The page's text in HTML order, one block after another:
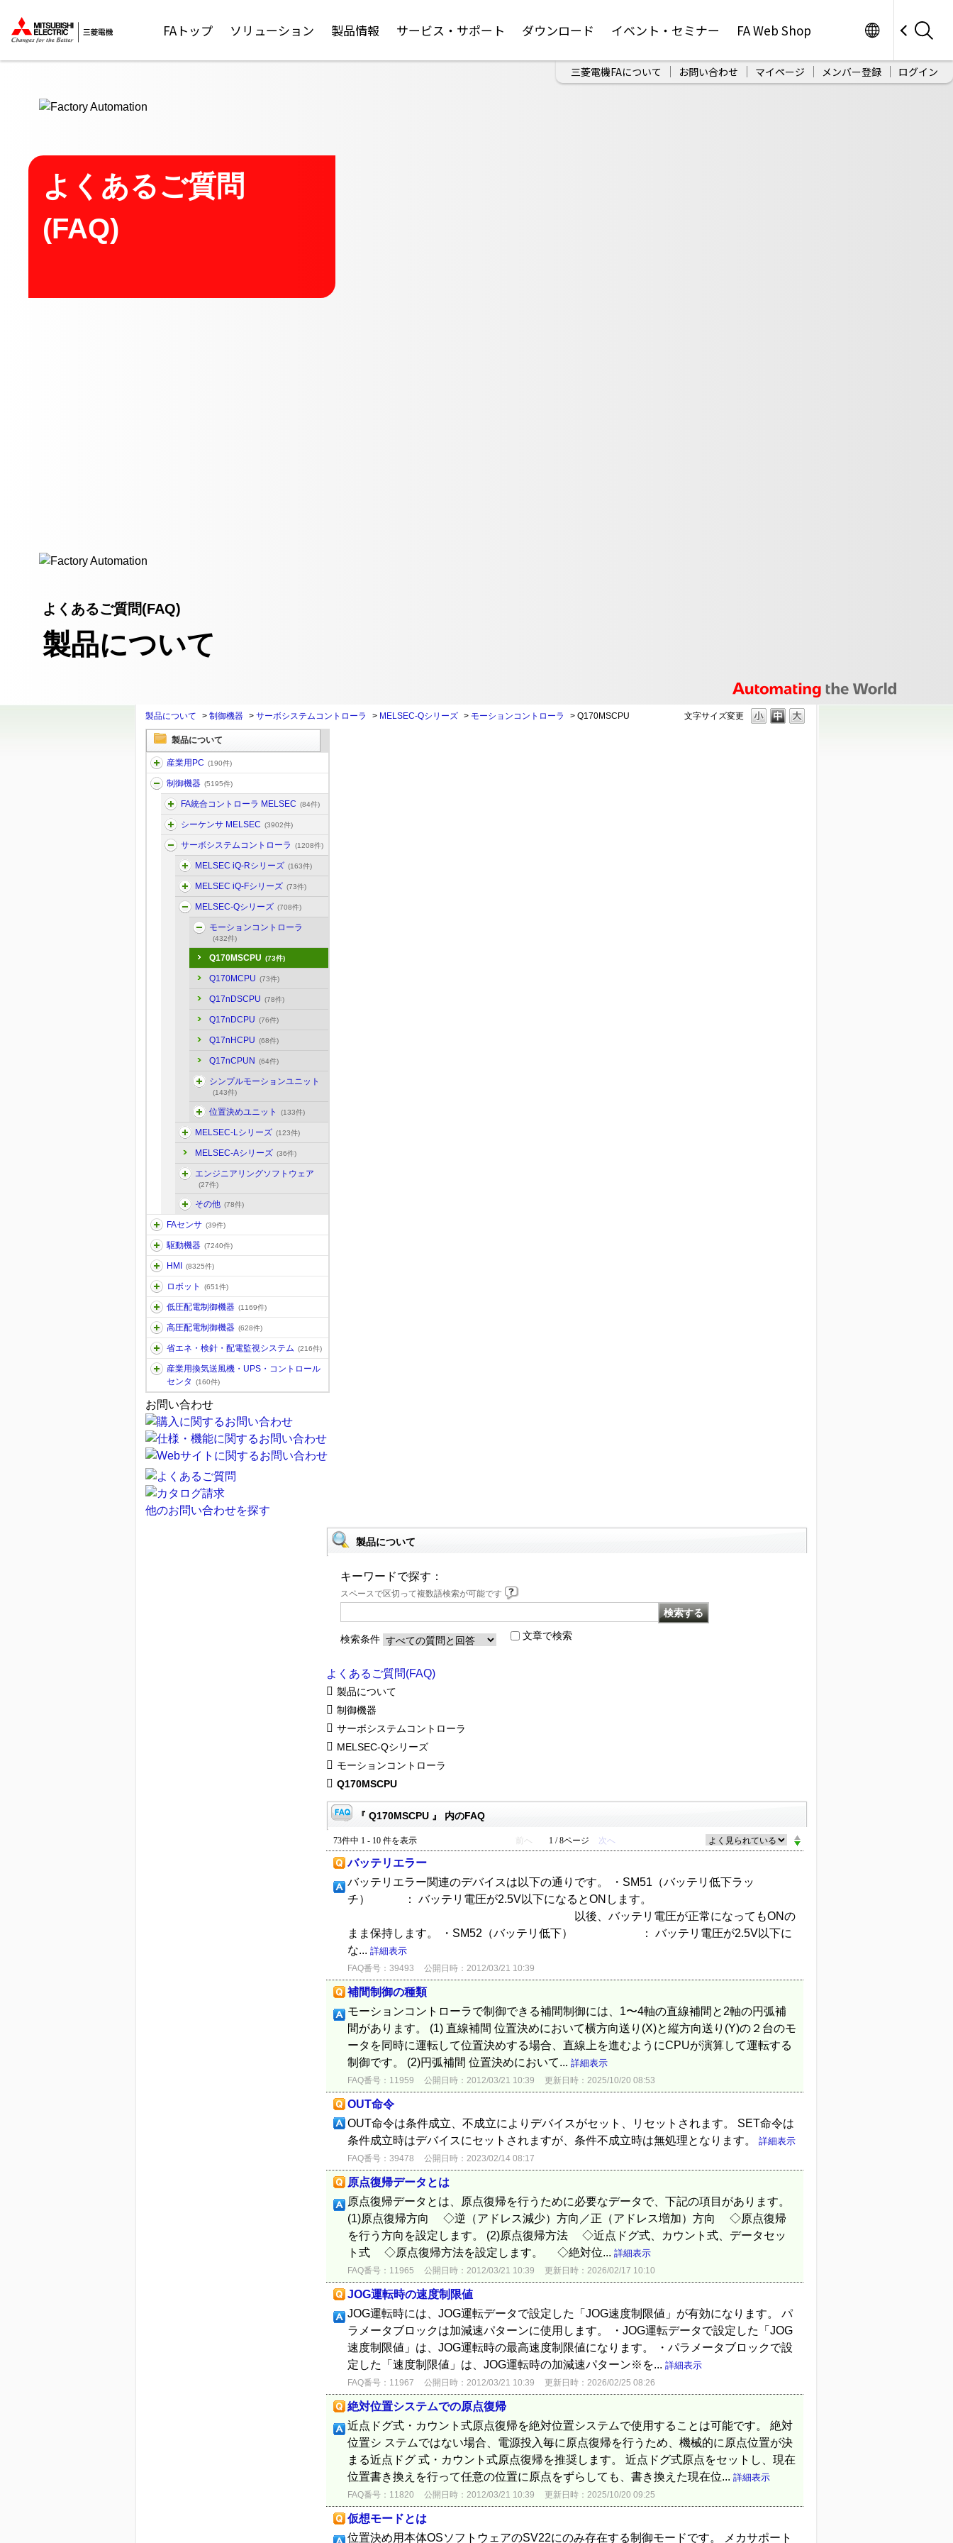
FAトップ ソリューション 製品情報 サービス・サポート ダウンロード イベント・セミナー FA Web Shop
三菱電機FAについて お問い合わせ マイページ メンバー登録 ログイン
よくあるご質問
(FAQ)
よくあるご質問(FAQ)
製品について
文字サイズ変更
製品について > 制御機器 > サーボシステムコントローラ > MELSEC-Qシリーズ > モーションコントローラ > Q170MSCPU
製品について
産業用PC (190件)
制御機器 (5195件)
FA統合コントローラ MELSEC (84件)
シーケンサ MELSEC (3902件)
サーボシステムコントローラ (1208件)
MELSEC iQ-Rシリーズ (163件)
MELSEC iQ-Fシリーズ (73件)
MELSEC-Qシリーズ (708件)
モーションコントローラ
(432件)
Q170MSCPU (73件)
Q170MCPU (73件)
Q17nDSCPU (78件)
Q17nDCPU (76件)
Q17nHCPU (68件)
Q17nCPUN (64件)
シンプルモーションユニット
(143件)
位置決めユニット (133件)
MELSEC-Lシリーズ (123件)
MELSEC-Aシリーズ (36件)
エンジニアリングソフトウェア
(27件)
その他 (78件)
FAセンサ (39件)
駆動機器 (7240件)
HMI (8325件)
ロボット (651件)
低圧配電制御機器 (1169件)
高圧配電制御機器 (628件)
省エネ・検針・配電監視システム (216件)
産業用換気送風機・UPS・コントロール
センタ
(160件)
お問い合わせ
他のお問い合わせを探す
製品について
キーワードで探す：
スペースで区切って複数語検索が可能です
検索条件 文章で検索
よくあるご質問(FAQ)
製品について
制御機器
サーボシステムコントローラ
MELSEC-Qシリーズ
モーションコントローラ
Q170MSCPU
『 Q170MSCPU 』 内のFAQ
73件中 1 - 10 件を表示 前へ 1 / 8ページ 次へ
バッテリエラー
バッテリエラー関連のデバイスは以下の通りです。 ・SM51（バッテリ低下ラッ
チ） ： バッテリ電圧が2.5V以下になるとONします。
以後、バッテリ電圧が正常になってもONの
まま保持します。 ・SM52（バッテリ低下） ： バッテリ電圧が2.5V以下に
な... 詳細表示
FAQ番号：39493 公開日時：2012/03/21 10:39
補間制御の種類
モーションコントローラで制御できる補間制御には、1〜4軸の直線補間と2軸の円弧補
間があります。 (1) 直線補間 位置決めにおいて横方向送り(X)と縦方向送り(Y)の２台のモ
ータを同時に運転して位置決めする場合、直線上を進むようにCPUが演算して運転する
制御です。 (2)円弧補間 位置決めにおいて... 詳細表示
FAQ番号：11959 公開日時：2012/03/21 10:39 更新日時：2025/10/20 08:53
OUT命令
OUT命令は条件成立、不成立によりデバイスがセット、リセットされます。 SET命令は
条件成立時はデバイスにセットされますが、条件不成立時は無処理となります。 詳細表示
FAQ番号：39478 公開日時：2023/02/14 08:17
原点復帰データとは
原点復帰データとは、原点復帰を行うために必要なデータで、下記の項目があります。
(1)原点復帰方向 ◇逆（アドレス減少）方向／正（アドレス増加）方向 ◇原点復帰
を行う方向を設定します。 (2)原点復帰方法 ◇近点ドグ式、カウント式、データセッ
ト式 ◇原点復帰方法を設定します。 ◇絶対位... 詳細表示
FAQ番号：11965 公開日時：2012/03/21 10:39 更新日時：2026/02/17 10:10
JOG運転時の速度制限値
JOG運転時には、JOG運転データで設定した「JOG速度制限値」が有効になります。 パ
ラメータブロックは加減速パターンに使用します。 ・JOG運転データで設定した「JOG
速度制限値」は、JOG運転時の最高速度制限値になります。 ・パラメータブロックで設
定した「速度制限値」は、JOG運転時の加減速パターン※を... 詳細表示
FAQ番号：11967 公開日時：2012/03/21 10:39 更新日時：2026/02/25 08:26
絶対位置システムでの原点復帰
近点ドグ式・カウント式原点復帰を絶対位置システムで使用することは可能です。 絶対
位置シ ステムではない場合、電源投入毎に原点復帰を行うため、機械的に原点位置が決
まる近点ドグ 式・カウント式原点復帰を推奨します。 近点ドグ式原点をセットし、現在
位置書き換えを行って任意の位置に原点をずらしても、書き換えた現在位... 詳細表示
FAQ番号：11820 公開日時：2012/03/21 10:39 更新日時：2025/10/20 09:25
仮想モードとは
位置決め用本体OSソフトウェアのSV22にのみ存在する制御モードです。 メカサポート